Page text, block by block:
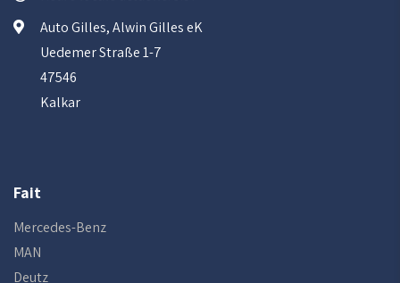
Auto Gilles, Alwin Gilles eK
Uedemer Straße 1-7
47546
Kalkar
Fait
Mercedes-Benz
MAN
Deutz